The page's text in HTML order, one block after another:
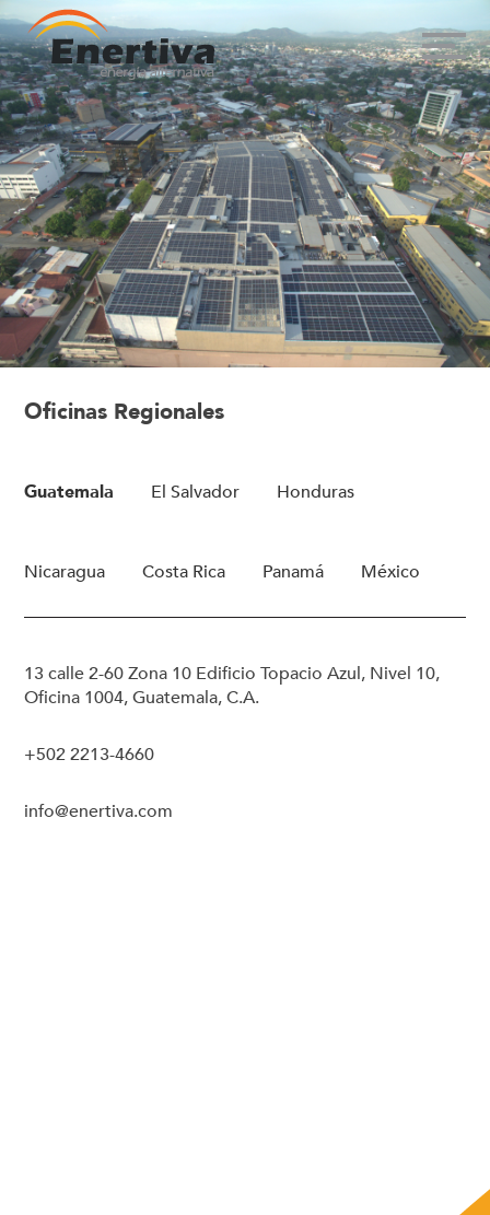
Oficinas Regionales
Guatemala El Salvador Honduras
Nicaragua Costa Rica Panamá México
13 calle 2-60 Zona 10 Edificio Topacio Azul, Nivel 10,
Oficina 1004, Guatemala, C.A.
+502 2213-4660
info@enertiva.com